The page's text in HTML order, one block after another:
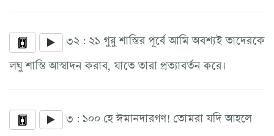
৩২ : ২১ গুরু শাস্তির পূর্বে আমি অবশ্যই তাদেরকে
লঘু শাস্তি আস্বাদন করাব, যাতে তারা প্রত্যাবর্তন করে।
৩ : ১০০ হে ঈমানদারগণ! তোমরা যদি আহলে